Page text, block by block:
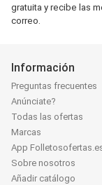
gratuita y recibe las
correo.
Información
Preguntas frecuentes
Anúnciate?
Todas las ofertas
Marcas
App
Sobre nosotros
Añadir catálogo